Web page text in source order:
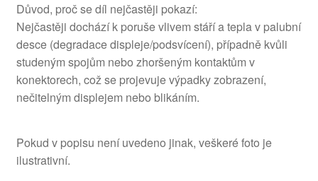
Důvod, proč se díl nejčastěji pokazí:
Nejčastěji dochází k poruše vlivem stáří a tepla v palubní
desce (degradace displeje/podsvícení), případně kvůli
studeným spojům nebo zhoršeným kontaktům v
konektorech, což se projevuje výpadky zobrazení,
nečitelným displejem nebo blikáním.
Pokud v popisu není uvedeno jinak, veškeré foto je
ilustrativní.